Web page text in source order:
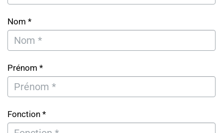
Nom *
Prénom *
Fonction *